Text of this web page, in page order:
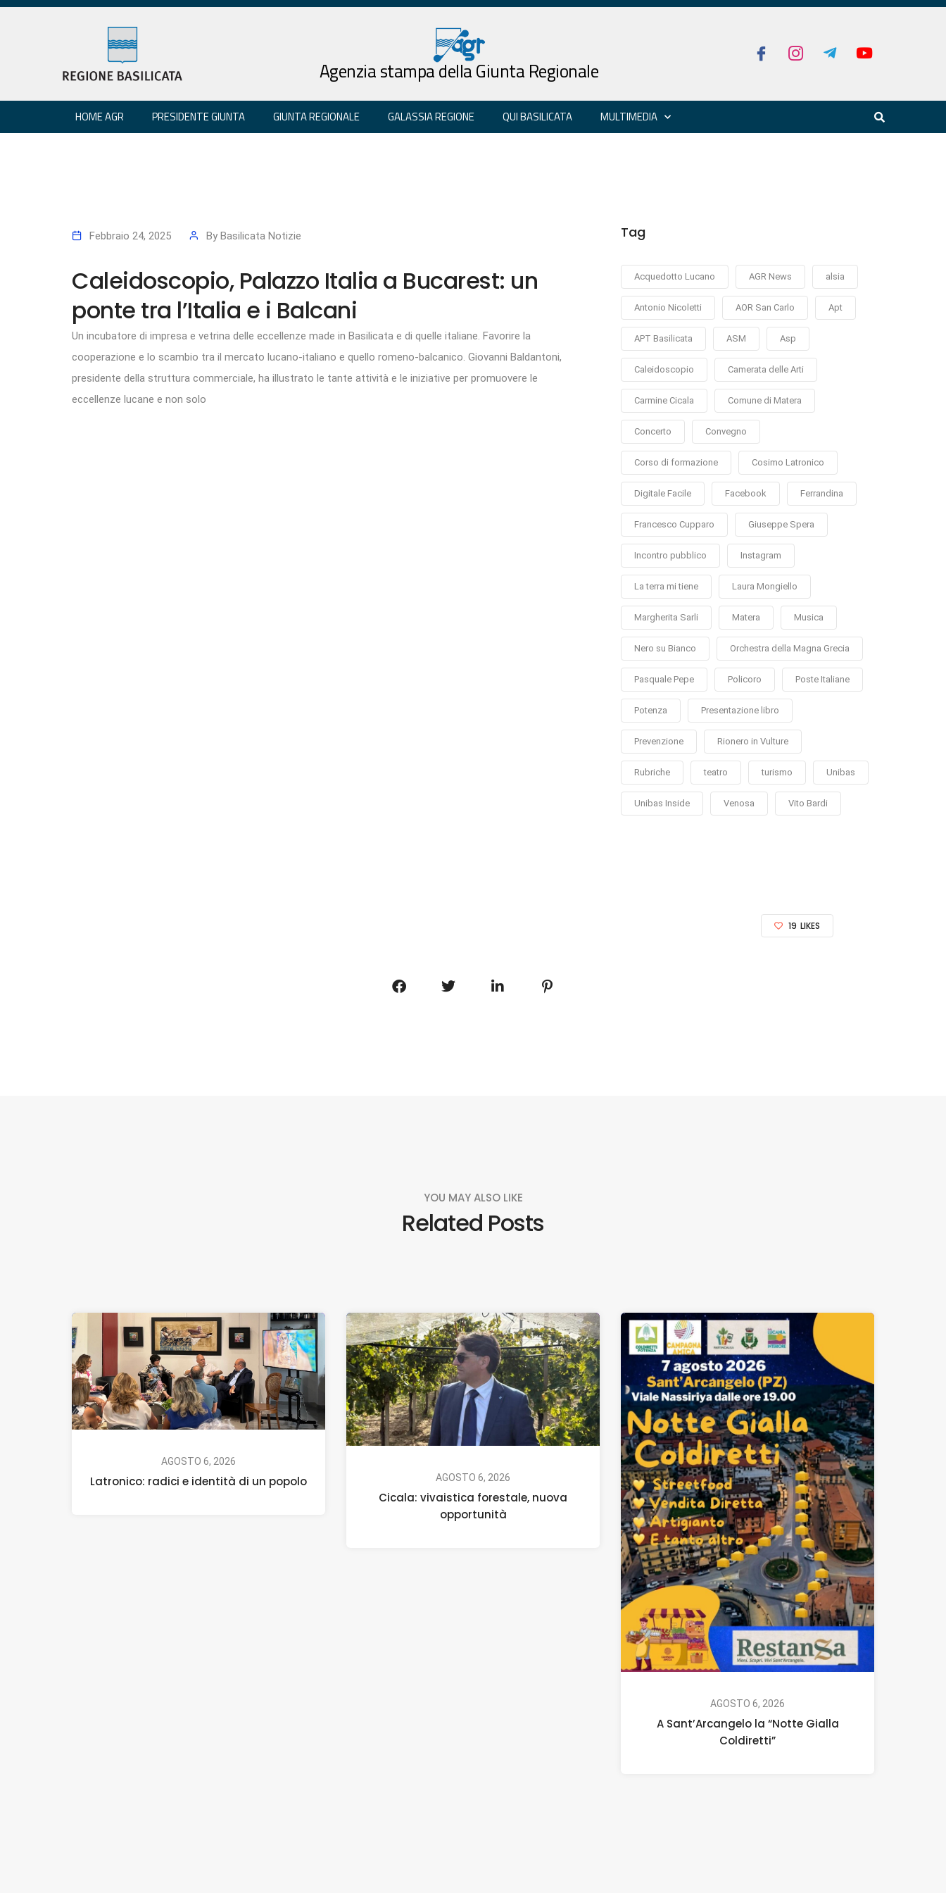
Agenzia stampa della Giunta Regionale
HOME AGR PRESIDENTE GIUNTA GIUNTA REGIONALE GALASSIA REGIONE QUI BASILICATA MULTIMEDIA
Febbraio 24, 2025 By Basilicata Notizie
Caleidoscopio, Palazzo Italia a Bucarest: un
ponte tra l’Italia e i Balcani
Un incubatore di impresa e vetrina delle eccellenze made in Basilicata e di quelle italiane. Favorire la
cooperazione e lo scambio tra il mercato lucano-italiano e quello romeno-balcanico. Giovanni Baldantoni,
presidente della struttura commerciale, ha illustrato le tante attività e le iniziative per promuovere le
eccellenze lucane e non solo
Tag
Acquedotto Lucano AGR News alsia
Antonio Nicoletti AOR San Carlo Apt
APT Basilicata ASM Asp
Caleidoscopio Camerata delle Arti
Carmine Cicala Comune di Matera
Concerto Convegno
Corso di formazione Cosimo Latronico
Digitale Facile Facebook Ferrandina
Francesco Cupparo Giuseppe Spera
Incontro pubblico Instagram
La terra mi tiene Laura Mongiello
Margherita Sarli Matera Musica
Nero su Bianco Orchestra della Magna Grecia
Pasquale Pepe Policoro Poste Italiane
Potenza Presentazione libro
Prevenzione Rionero in Vulture
Rubriche teatro turismo Unibas
Unibas Inside Venosa Vito Bardi
19 LIKES
YOU MAY ALSO LIKE
Related Posts
AGOSTO 6, 2026
Latronico: radici e identità di un popolo AGOSTO 6, 2026
Cicala: vivaistica forestale, nuova
opportunità
AGOSTO 6, 2026
A Sant’Arcangelo la “Notte Gialla
Coldiretti”